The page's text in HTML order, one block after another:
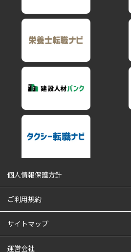
個人情報保護方針
ご利用規約
サイトマップ
運営会社